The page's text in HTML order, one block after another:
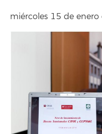
miércoles 15 de